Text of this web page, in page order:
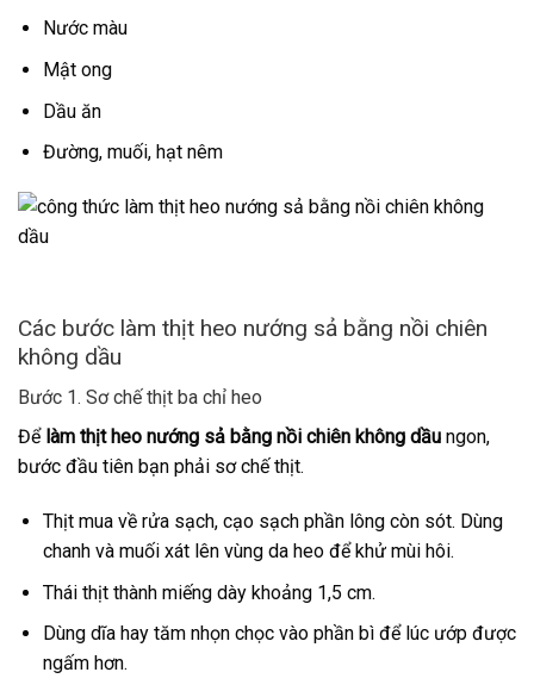
Nước màu
Mật ong
Dầu ăn
Đường, muối, hạt nêm
Các bước làm thịt heo nướng sả bằng nồi chiên
không dầu
Bước 1. Sơ chế thịt ba chỉ heo
Đểlàm thịt heo nướng sả bằng nồi chiên không dầu ngon,
bước đầu tiên bạn phải sơ chế thịt.
Thịt mua về rửa sạch, cạo sạch phần lông còn sót. Dùng
chanh và muối xát lên vùng da heo để khử mùi hôi.
Thái thịt thành miếng dày khoảng 1,5 cm.
Dùng dĩa hay tăm nhọn chọc vào phần bì để lúc ướp được
ngấm hơn.